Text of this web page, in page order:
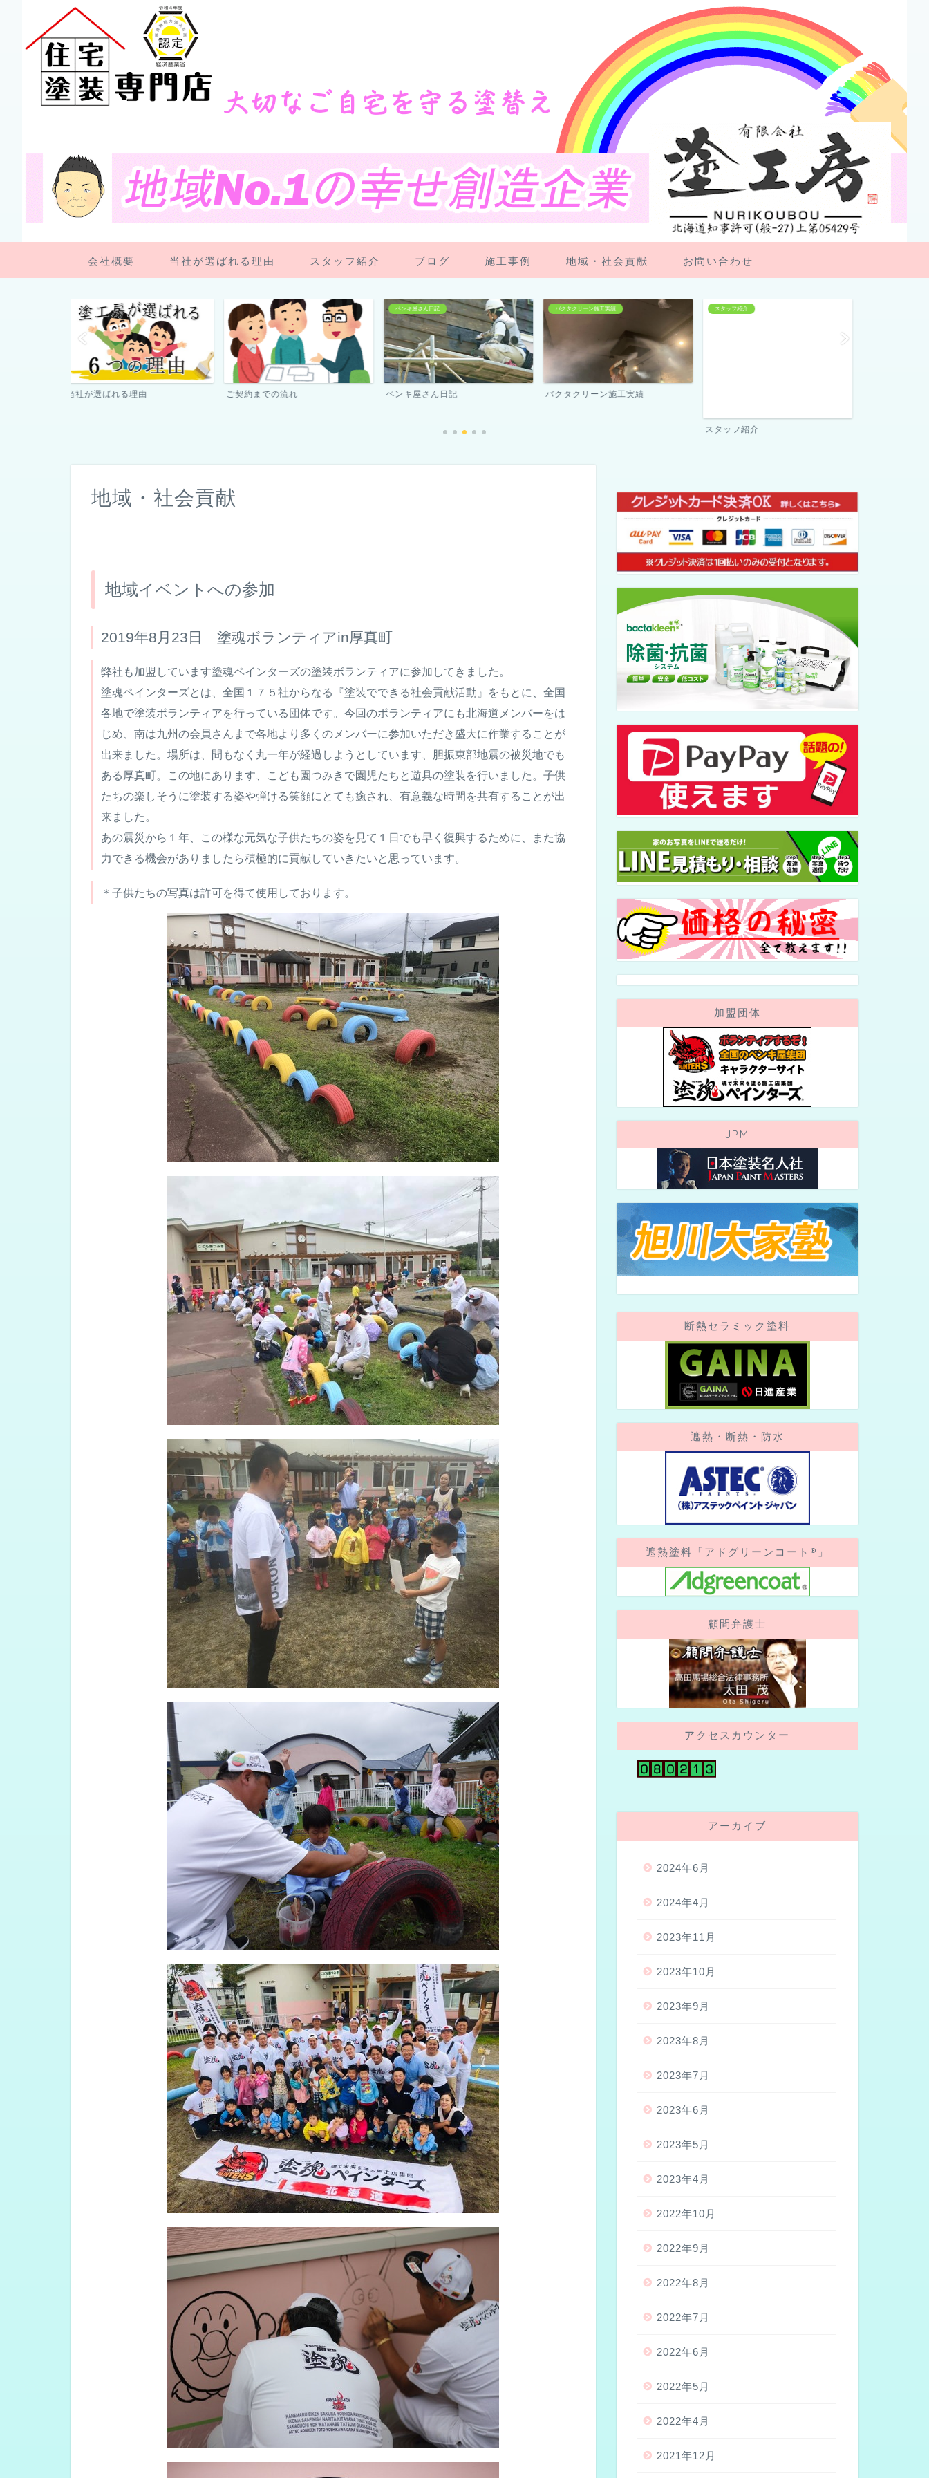
会社概要 当社が選ばれる理由 スタッフ紹介 ブログ 施工事例 地域・社会貢献 お問い合わせ
ご契約までの流れ
ペンキ屋さん日記
ペンキ屋さん日記
バクタクリーン施工実績
バクタクリーン施工実績
スタッフ紹介
地域・社会貢献
地域イベントへの参加
2019年8月23日 塗魂ボランティアin厚真町
弊社も加盟しています塗魂ペインターズの塗装ボランティアに参加してきました。
塗魂ペインターズとは、全国１７５社からなる『塗装でできる社会貢献活動』をもとに
、全国
各地で塗装ボランティアを行っている団体です。今回のボラ ンティアにも北海道メンバーをは
じめ、南は九州の会員さんまで各地より多くのメンバーに参加いただき盛大に作業することが
出来ました。 場所は、間もなく丸一年が経過しようとしています、
胆振東部地震の被災地でも
ある厚真町。
この地にあります、こども園つみきで園児たちと遊具の塗装を行いました。 子供
たちの楽しそうに塗装する姿や弾ける笑顔にとても癒され、有意義な時間を共有することが出
来ました。
あの震災から１年、この様な元気な子供たちの姿を 見て１日でも早く復興するために、また協
力できる機会がありましたら積極的に貢献していきたいと思 っています。
＊子供たちの写真は許可を得て使用しております。
加盟団体
JPM
断熱セラミック塗料
遮熱・断熱・防水
遮熱塗料「アドグリーンコート®」
顧問弁護士
アクセスカウンター
アーカイブ
2024年6月
2024年4月
2023年11月
2023年10月
2023年9月
2023年8月
2023年7月
2023年6月
2023年5月
2023年4月
2022年10月
2022年9月
2022年8月
2022年7月
2022年6月
2022年5月
2022年4月
2021年12月